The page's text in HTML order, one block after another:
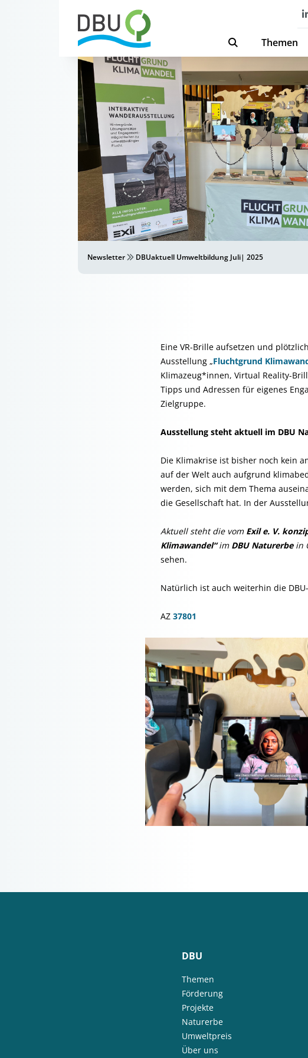
Themen
Newsletter DBUaktuell Umweltbildung Juli| 2025
Eine VR-Brille aufsetzen und
Ausstellung „Fluchtgrund
Klimazeug*innen, Virtual Reality-
Tipps und Adressen für eigenes
Zielgruppe.
Ausstellung steht aktuell im DBU
Die Klimakrise ist bisher noch kein
auf der Welt auch aufgrund
werden, sich mit dem Thema
die Gesellschaft hat. In der
Aktuell steht die vom Exil e. V.
Klimawandel“im DBU Naturerbein
sehen.
Natürlich ist auch weiterhin die
AZ 37801
DBU
Themen
Förderung
Projekte
Naturerbe
Umweltpreis
Über uns